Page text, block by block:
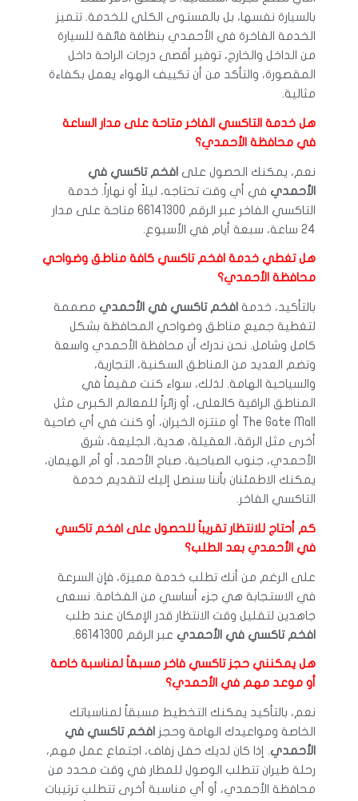
بالسيارة نفسها، بل بالمستوى الكلي للخدمة. تتميز
الخدمة الفاخرة في الأحمدي بنظافة فائقة للسيارة
من الداخل والخارج، توفير أقصى درجات الراحة داخل
المقصورة، والتأكد من أن تكييف الهواء يعمل بكفاءة
مثالية.
هل خدمة التاكسي الفاخر متاحة على مدار الساعة
في محافظة الأحمدي؟
نعم، يمكنك الحصول على افخم تاكسي في
الأحمدي في أي وقت تحتاجه، ليلاً أو نهاراً. خدمة
التاكسي الفاخر عبر الرقم 66141300 متاحة على مدار
24 ساعة، سبعة أيام في الأسبوع.
هل تغطي خدمة افخم تاكسي كافة مناطق وضواحي
محافظة الأحمدي؟
بالتأكيد، خدمة افخم تاكسي في الأحمدي مصممة
لتغطية جميع مناطق وضواحي المحافظة بشكل
كامل وشامل. نحن ندرك أن محافظة الأحمدي واسعة
وتضم العديد من المناطق السكنية، التجارية،
والسياحية الهامة. لذلك، سواء كنت مقيماً في
المناطق الراقية كالعلى، أو زائراً للمعالم الكبرى مثل
The Gate Mall أو منتزه الخيران، أو كنت في أي ضاحية
أخرى مثل الرقة، العقيلة، هدية، الجليعة، شرق
الأحمدي، جنوب الصباحية، صباح الأحمد، أو أم الهيمان،
يمكنك الاطمئنان بأننا سنصل إليك لتقديم خدمة
التاكسي الفاخر.
كم أحتاج للانتظار تقريباً للحصول على افخم تاكسي
في الأحمدي بعد الطلب؟
على الرغم من أنك تطلب خدمة مميزة، فإن السرعة
في الاستجابة هي جزء أساسي من الفخامة. نسعى
جاهدين لتقليل وقت الانتظار قدر الإمكان عند طلب
افخم تاكسي في الأحمدي عبر الرقم 66141300.
هل يمكنني حجز تاكسي فاخر مسبقاً لمناسبة خاصة
أو موعد مهم في الأحمدي؟
نعم، بالتأكيد يمكنك التخطيط مسبقاً لمناسباتك
الخاصة ومواعيدك الهامة وحجز افخم تاكسي في
الأحمدي. إذا كان لديك حفل زفاف، اجتماع عمل مهم،
رحلة طيران تتطلب الوصول للمطار في وقت محدد من
محافظة الأحمدي، أو أي مناسبة أخرى تتطلب ترتيبات